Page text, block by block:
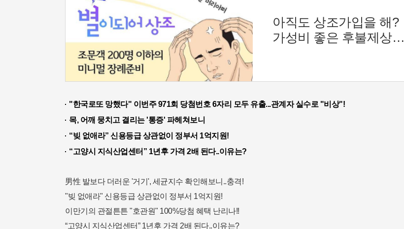
아직도 상조가입을 해?
가성비 좋은 후불제상조,
"한국로또 망했다" 이번주 971회 당첨번호 6자리 모두 유출...관계자 실수로 "비상"!
목, 어깨 뭉치고 결리는 '통증' 파헤쳐보니
“빚 없애라” 신용등급 상관없이 정부서 1억지원!
“고양시 지식산업센터” 1년후 가격 2배 된다..이유는?
男性 발보다 더러운 '거기', 세균지수 확인해보니..충격!
"빚 없애라" 신용등급 상관없이 정부서 1억지원!
이만기의 관절튼튼 "호관원" 100%당첨 혜택 난리나!!
“고양시 지식산업센터” 1년후 가격 2배 된다..이유는?